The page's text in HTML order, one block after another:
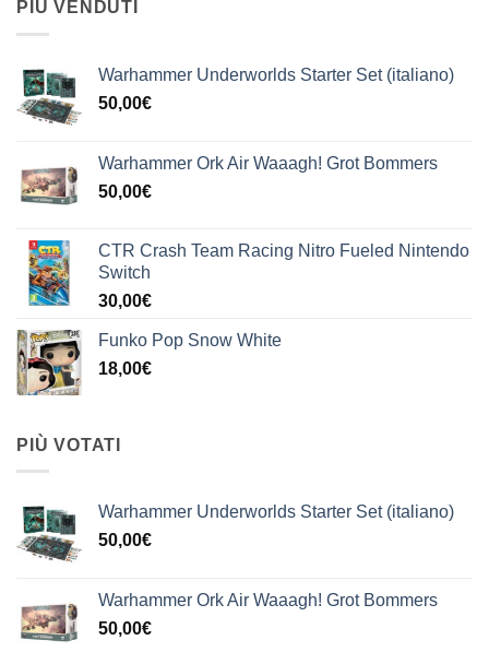
PIÙ VENDUTI
Warhammer Underworlds Starter Set (italiano)
50,00€
Warhammer Ork Air Waaagh! Grot Bommers
50,00€
CTR Crash Team Racing Nitro Fueled Nintendo
Switch
30,00€
Funko Pop Snow White
18,00€
PIÙ VOTATI
Warhammer Underworlds Starter Set (italiano)
50,00€
Warhammer Ork Air Waaagh! Grot Bommers
50,00€